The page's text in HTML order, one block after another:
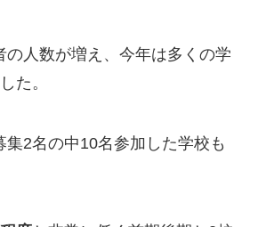
の人数が増え、今年は多くの学
た。
集2名の中10名参加した学校も